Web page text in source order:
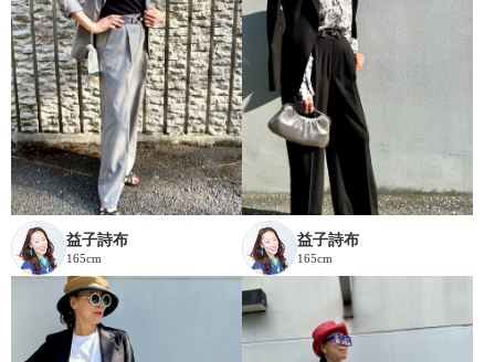
益子詩布
165cm
益子詩布
165cm